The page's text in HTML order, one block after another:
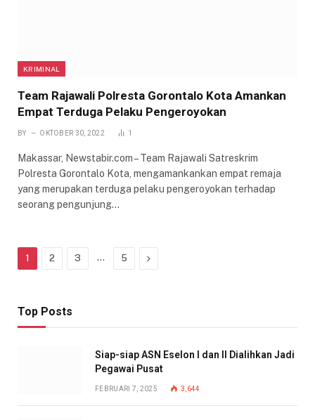
KRIMINAL
Team Rajawali Polresta Gorontalo Kota Amankan
Empat Terduga Pelaku Pengeroyokan
BY OKTOBER 30, 2022 1
Makassar, Newstabir.com – Team Rajawali Satreskrim
Polresta Gorontalo Kota, mengamankankan empat remaja
yang merupakan terduga pelaku pengeroyokan terhadap
seorang pengunjung…
1 2 3 … 5 Next
Top Posts
Siap-siap ASN Eselon I dan II Dialihkan Jadi
Pegawai Pusat
FEBRUARI 7, 2025 3,644